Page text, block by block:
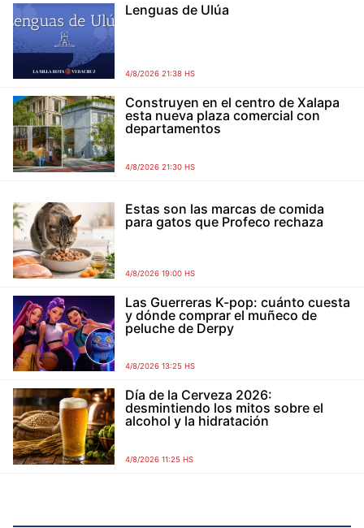
Lenguas de Ulúa
4/8/2026 21:38 HS
Construyen en el centro de Xalapa
esta nueva plaza comercial con
departamentos
4/8/2026 21:30 HS
Estas son las marcas de comida
para gatos que Profeco rechaza
4/8/2026 19:00 HS
Las Guerreras K-pop: cuánto cuesta
y dónde comprar el muñeco de
peluche de Derpy
4/8/2026 13:25 HS
Día de la Cerveza 2026:
desmintiendo los mitos sobre el
alcohol y la hidratación
4/8/2026 11:25 HS